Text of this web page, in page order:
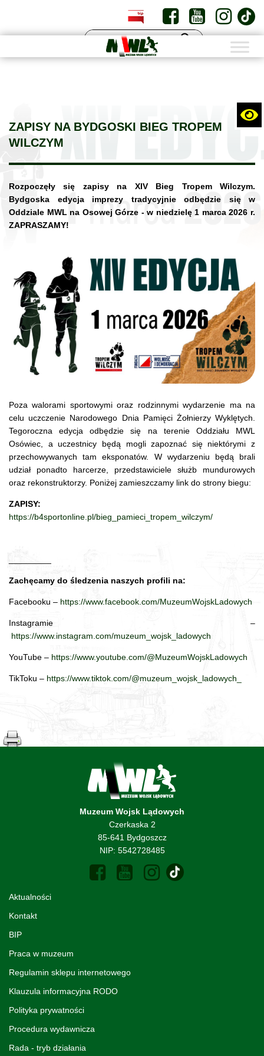
PL EN
ZAPISY NA BYDGOSKI BIEG TROPEM
WILCZYM
Rozpoczęły się zapisy na XIV Bieg Tropem Wilczym.
Bydgoska edycja imprezy tradycyjnie odbędzie się w
Oddziale MWL na Osowej Górze - w niedzielę 1 marca 2026 r.
ZAPRASZAMY!
Poza walorami sportowymi oraz rodzinnymi wydarzenie ma na
celu uczczenie Narodowego Dnia Pamięci Żołnierzy Wyklętych.
Tegoroczna edycja odbędzie się na terenie Oddziału MWL
Osówiec, a uczestnicy będą mogli zapoznać się niektórymi z
przechowywanych tam eksponatów. W wydarzeniu będą brali
udział ponadto harcerze, przedstawiciele służb mundurowych
oraz rekonstruktorzy. Poniżej zamieszczamy link do strony biegu:
ZAPISY:
https://b4sportonline.pl/bieg_pamieci_tropem_wilczym/
Zachęcamy do śledzenia naszych profili na:
Facebooku – https://www.facebook.com/MuzeumWojskLadowych
Instagramie –
https://www.instagram.com/muzeum_wojsk_ladowych
YouTube – https://www.youtube.com/@MuzeumWojskLadowych
TikToku – https://www.tiktok.com/@muzeum_wojsk_ladowych_
Muzeum Wojsk Lądowych
Czerkaska 2
85-641 Bydgoszcz
NIP: 5542728485
Aktualności
Kontakt
BIP
Praca w muzeum
Regulamin sklepu internetowego
Klauzula informacyjna RODO
Polityka prywatności
Procedura wydawnicza
Rada - tryb działania